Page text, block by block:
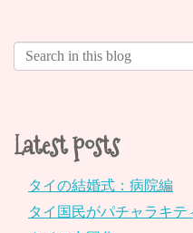
Latest posts
タイの結婚式：病院編
タイ国民がパチャラキ